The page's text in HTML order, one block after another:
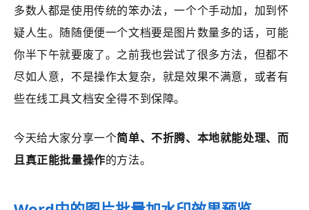
多数人都是使用传统的笨办法，一个个手动加，加到怀
疑人生。随随便便一个文档要是图片数量多的话，可能
你半下午就要废了。之前我也尝试了很多方法，但都不
尽如人意，不是操作太复杂，就是效果不满意，或者有
些在线工具文档安全得不到保障。
今天给大家分享一个简单、不折腾、本地就能处理、而
且真正能批量操作的方法。